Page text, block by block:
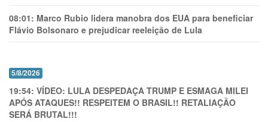
08:01: Marco Rubio lidera manobra dos EUA para beneficiar
Flávio Bolsonaro e prejudicar reeleição de Lula
5/8/2026
19:54: VÍDEO: LULA DESPEDAÇA TRUMP E ESMAGA MILEI
APÓS ATAQUES!! RESPEITEM O BRASIL!! RETALIAÇÃO
SERÁ BRUTAL!!!